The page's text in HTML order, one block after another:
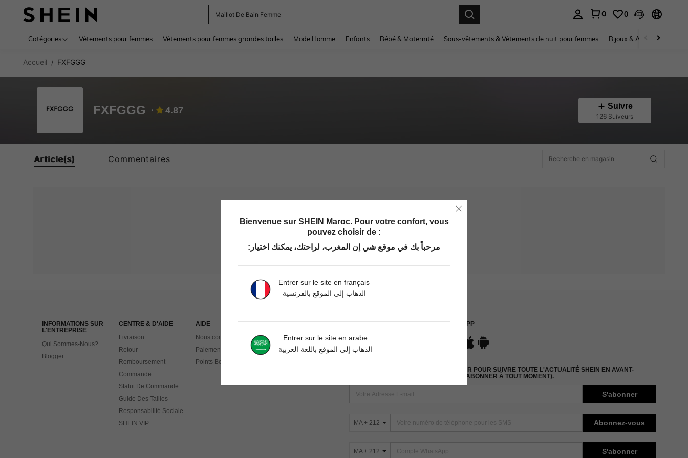
Maillot De Bain Femme
0 0
Catégories Vêtements pour femmes Vêtements pour femmes grandes tailles Mode Homme Enfants Bébé & Maternité Sous-vêtements & Vêtements de nuit pour femmes Bijoux & Accessoires pour
Accueil / FXFGGG
FXFGGG 4.87 Suivre
126 Suiveurs
Article(s) Commentaires
Aucun article trouvé. Veuillez essayer une autre recherche.
INFORMATIONS SUR
L'ENTREPRISE
Qui Sommes-Nous?
Blogger
CENTRE & D'AIDE
Livraison
Retour
Remboursement
Commande
Statut De Commande
Guide Des Tailles
Responsabilité Sociale
SHEIN VIP
AIDE
Nous contacter
Paiement
Points Bonus
TROUVEZ-NOUS SUR APP
ABONNEZ-VOUS À NOTRE NEWSLETTER POUR SUIVRE TOUTE L'ACTUALITÉ SHEIN EN AVANT-
PREMIÈRE ! (VOUS POUVEZ VOUS DÉSABONNER À TOUT MOMENT).
S'abonner
MA + 212 Abonnez-vous
MA + 212 S'abonner
Bienvenue sur SHEIN Maroc. Pour votre confort, vous
pouvez choisir de :
مرحباً بك في موقع شي إن المغرب، لراحتك، يمكنك اختيار:
Entrer sur le site en français
الذهاب إلى الموقع بالفرنسية
Entrer sur le site en arabe
الذهاب إلى الموقع باللغة العربية